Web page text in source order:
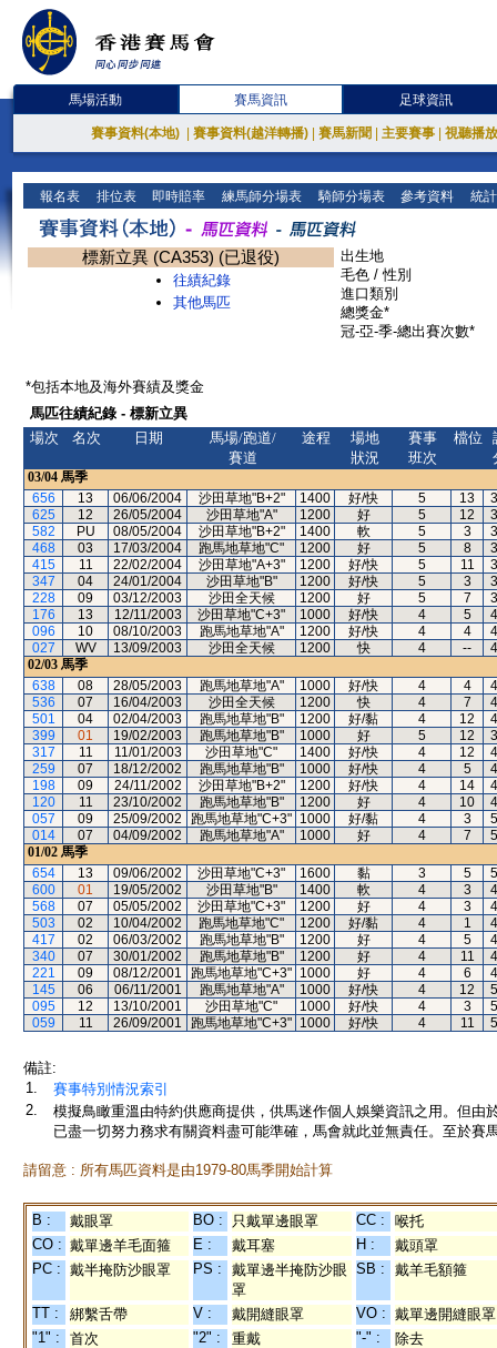
馬場活動 賽馬資訊 足球資訊
賽事資料(本地) 賽事資料(越洋轉播) 賽馬新聞 主要賽事 視聽播
報名表 排位表 即時賠率 練馬師分場表 騎師分場表 參考資料 統
標新立異 (CA353) (已退役)
往績紀錄
其他馬匹
出生地
毛色 / 性別
進口類別
總獎金*
冠-亞-季-總出賽次數*
*包括本地及海外賽績及獎金
馬匹往績紀錄 - 標新立異
場次
名次 日期
馬場/跑道/
賽道
途程
場地
狀況
賽事
班次
檔位
03/04 馬季
656
13 06/06/2004 沙田草地"B+2" 1400 好/快 5 13
625
12 26/05/2004 沙田草地"A" 1200 好 5 12
582
PU 08/05/2004 沙田草地"B+2" 1400 軟 5 3
468
03 17/03/2004 跑馬地草地"C" 1200 好 5 8
415
11 22/02/2004 沙田草地"A+3" 1200 好/快 5 11
347
04 24/01/2004 沙田草地"B" 1200 好/快 5 3
228
09 03/12/2003 沙田全天候 1200 好 5 7
176
13 12/11/2003 沙田草地"C+3" 1000 好/快 4 5
096
10 08/10/2003 跑馬地草地"A" 1200 好/快 4 4
027
WV 13/09/2003 沙田全天候 1200 快 4 --
02/03 馬季
638
08 28/05/2003 跑馬地草地"A" 1000 好/快 4 4
536
07 16/04/2003 沙田全天候 1200 快 4 7
501
04 02/04/2003 跑馬地草地"B" 1200 好/黏 4 12
399
01 19/02/2003 跑馬地草地"B" 1000 好 5 12
317
11 11/01/2003 沙田草地"C" 1400 好/快 4 12
259
07 18/12/2002 跑馬地草地"B" 1000 好/快 4 5
198
09 24/11/2002 沙田草地"B+2" 1200 好/快 4 14
120
11 23/10/2002 跑馬地草地"B" 1200 好 4 10
057
09 25/09/2002 跑馬地草地"C+3" 1000 好/黏 4 3
014
07 04/09/2002 跑馬地草地"A" 1000 好 4 7
01/02 馬季
654
13 09/06/2002 沙田草地"C+3" 1600 黏 3 5
600
01 19/05/2002 沙田草地"B" 1400 軟 4 3
568
07 05/05/2002 沙田草地"C+3" 1200 好 4 3
503
02 10/04/2002 跑馬地草地"C" 1200 好/黏 4 1
417
02 06/03/2002 跑馬地草地"B" 1200 好 4 5
340
07 30/01/2002 跑馬地草地"B" 1200 好 4 11
221
09 08/12/2001 跑馬地草地"C+3" 1000 好 4 6
145
06 06/11/2001 跑馬地草地"A" 1000 好/快 4 12
095
12 13/10/2001 沙田草地"C" 1000 好/快 4 3
059
11 26/09/2001 跑馬地草地"C+3" 1000 好/快 4 11
備註:
1.
賽事特別情況索引
2.
模擬鳥瞰重溫由特約供應商提供，供馬迷作個人娛樂資訊之用。但
已盡一切努力務求有關資料盡可能準確，馬會就此並無責任。至於賽
請留意 : 所有馬匹資料是由1979-80馬季開始計算
B : 戴眼罩 BO : 只戴單邊眼罩 CC :
喉托
CO : 戴單邊羊毛面箍 E : 戴耳塞 H :
戴頭罩
PC : 戴半掩防沙眼罩 PS :
戴單邊半掩防沙眼
罩
SB : 戴羊毛額箍
TT : 綁繫舌帶 V : 戴開縫眼罩 VO : 戴單邊開縫眼罩
"1" :
首次 "2" : 重戴 "-" : 除去